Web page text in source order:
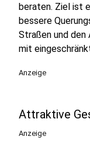
beraten. Ziel ist
bessere
Straßen und den
mit
Anzeige
Attraktive
Anzeige